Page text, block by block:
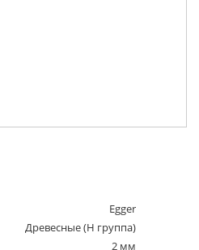
Egger
Древесные (Н группа)
2 мм